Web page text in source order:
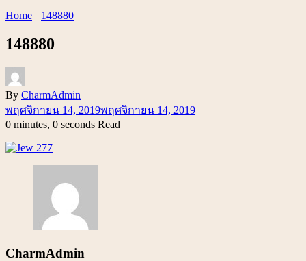
Home 148880
148880
By CharmAdmin
พฤศจิกายน 14, 2019พฤศจิกายน 14, 2019
0 minutes, 0 seconds Read
CharmAdmin